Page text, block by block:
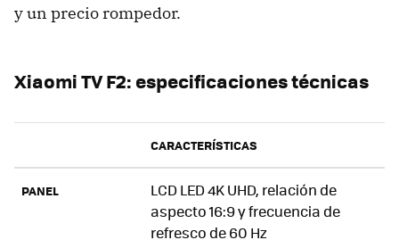
y un precio rompedor.
Xiaomi TV F2: especificaciones técnicas
CARACTERÍSTICAS
PANEL
LCD LED 4K UHD, relación de
aspecto 16:9 y frecuencia de
refresco de 60 Hz